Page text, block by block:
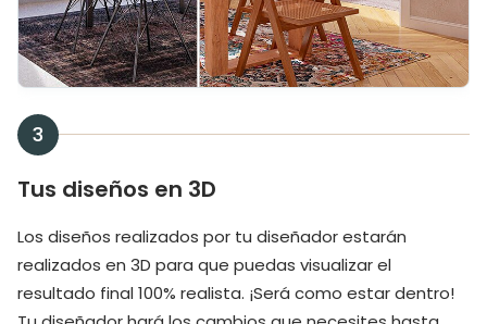
3
Tus diseños en 3D
Los diseños realizados por tu diseñador estarán
realizados en 3D para que puedas visualizar el
resultado final 100% realista. ¡Será como estar dentro!